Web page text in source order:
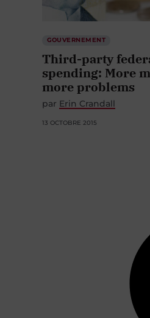
GOUVERNEMENT
Third-party
spending: More
more problems
par Erin Crandall
13 OCTOBRE 2015